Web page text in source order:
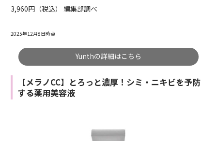
3,960円（税込） 編集部調べ
2025年12月8日時点
Yunthの詳細はこちら
【メラノCC】とろっと濃厚！シミ・ニキビを予防
する薬用美容液